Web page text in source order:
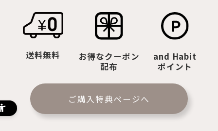
送料無料
お得なクーポン
配布
and Habit
ポイント
ご購入特典ページへ